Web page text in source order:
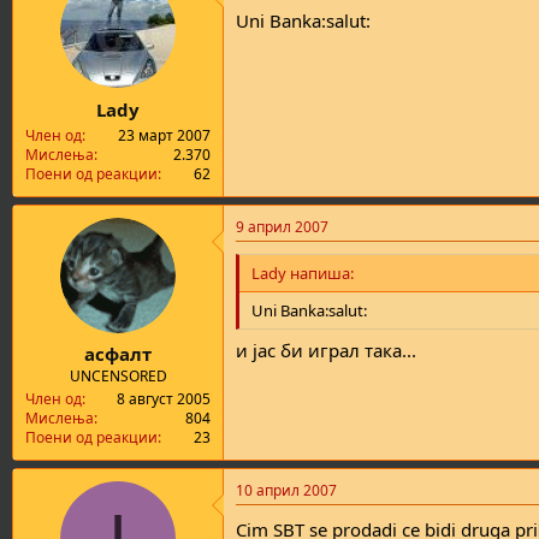
Lady
Член од
23 март 2007
Мислења
2.370
Поени од реакции
62
Uni Banka:salut:
асфалт
UNCENSORED
Член од
8 август 2005
Мислења
804
Поени од реакции
23
9 април 2007
Lady напиша:
Uni Banka:salut:
и јас би играл така...
10 април 2007
Cim SBT se prodadi ce bidi druga